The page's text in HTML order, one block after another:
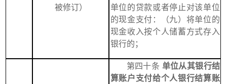
被修订）
单位的贷款或者停止对该单位
的现金支付：（九）将单位的
现金收入按个人储蓄方式存入
银行的；
第四十条 单位从其银行结
算账户支付给个人银行结算账